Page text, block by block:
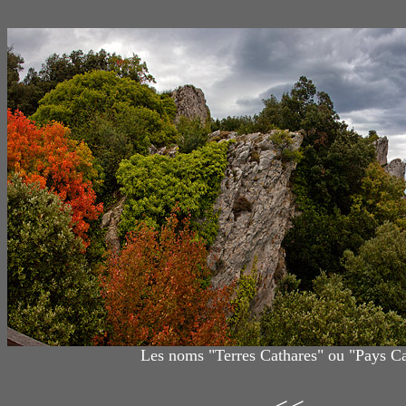
Les noms "Terres Cathares" ou "Pays